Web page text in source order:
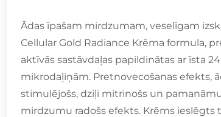
Ādas īpašam mirdzumam, veselīgam
Cellular Gold Radiance Krēma formula,
aktīvās sastāvdaļas papildinātas ar īsta
mikrodaļiņām. Pretnovecošanas efekts,
stimulējošs, dziļi mitrinošs un
mirdzumu radošs efekts. Krēms ieslēgts